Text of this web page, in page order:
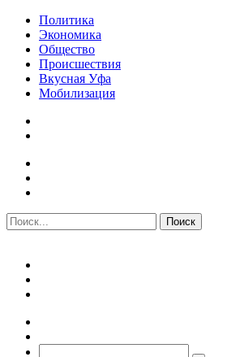
Политика
Экономика
Общество
Происшествия
Вкусная Уфа
Мобилизация